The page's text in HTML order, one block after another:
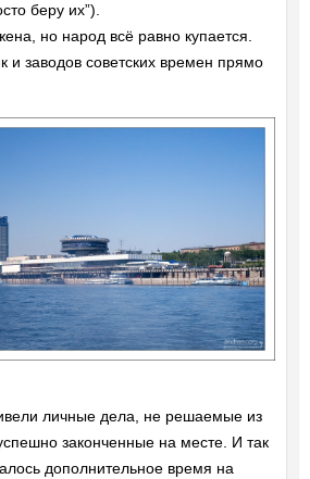
беру их”).
но народ всё равно купается.
и заводов советских времен прямо
личные дела, не решаемые из
законченные на месте. И так
дополнительное время на